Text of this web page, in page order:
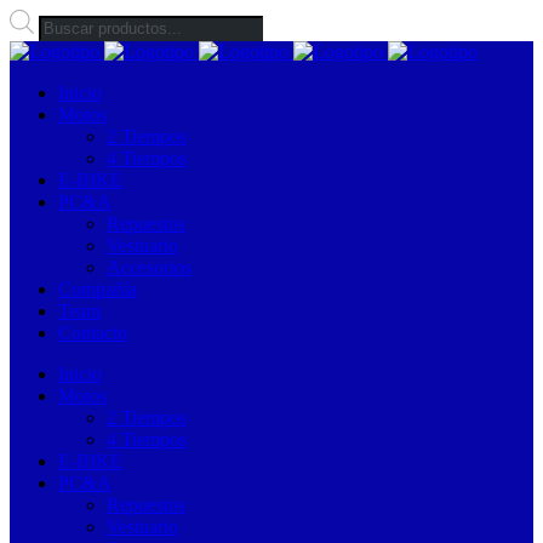
Búsqueda
de
productos
Inicio
Motos
2 Tiempos
4 Tiempos
E-BIKE
PC&A
Repuestos
Vestuario
Accesorios
Compañía
Team
Contacto
Inicio
Motos
2 Tiempos
4 Tiempos
E-BIKE
PC&A
Repuestos
Vestuario